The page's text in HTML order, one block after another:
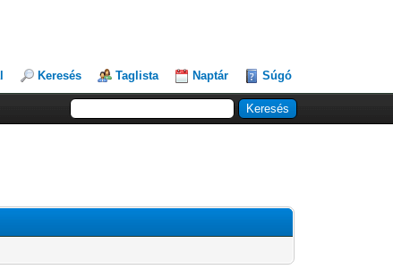
Keresés Taglista Naptár Súgó